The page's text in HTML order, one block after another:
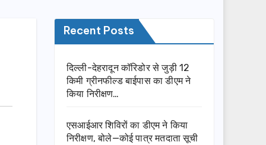
Recent Posts
दिल्ली-देहरादून कॉरिडोर से जुड़ी 12
किमी ग्रीनफील्ड बाईपास का डीएम ने
किया निरीक्षण…
एसआईआर शिविरों का डीएम ने किया
निरीक्षण, बोले—कोई पात्र मतदाता सूची